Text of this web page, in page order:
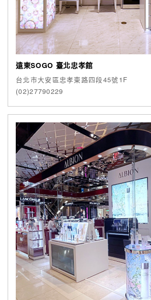
遠東SOGO 臺北忠孝館
台北市大安區忠孝東路四段45號1F
(02)27790229